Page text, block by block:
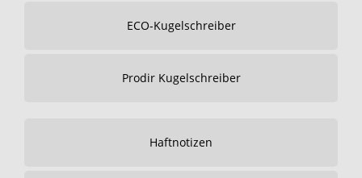
ECO-Kugelschreiber
Prodir Kugelschreiber
Haftnotizen